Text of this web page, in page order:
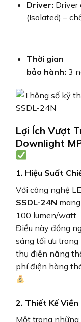
Driver: Driver
(Isolated) –
Thời gian
bảo hành: 3
Lợi Ích Vượt
Downlight
1. Hiệu Suất
Với công nghệ
SSDL-24N
100 lumen/watt.
Điều này đồng
sáng tối ưu trong
thụ điện năng
phí điện hàng
2. Thiết Kế
Một trong